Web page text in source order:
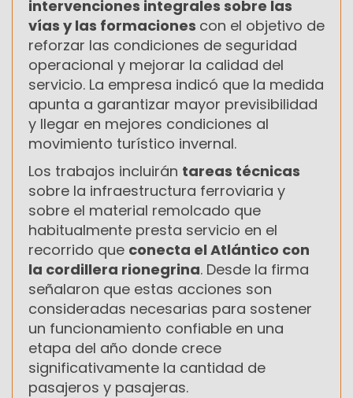
intervenciones integrales sobre las
vías y las formaciones con el objetivo de
reforzar las condiciones de seguridad
operacional y mejorar la calidad del
servicio. La empresa indicó que la medida
apunta a garantizar mayor previsibilidad
y llegar en mejores condiciones al
movimiento turístico invernal.
Los trabajos incluirán tareas técnicas
sobre la infraestructura ferroviaria y
sobre el material remolcado que
habitualmente presta servicio en el
recorrido que conecta el Atlántico con
la cordillera rionegrina. Desde la firma
señalaron que estas acciones son
consideradas necesarias para sostener
un funcionamiento confiable en una
etapa del año donde crece
significativamente la cantidad de
pasajeros y pasajeras.